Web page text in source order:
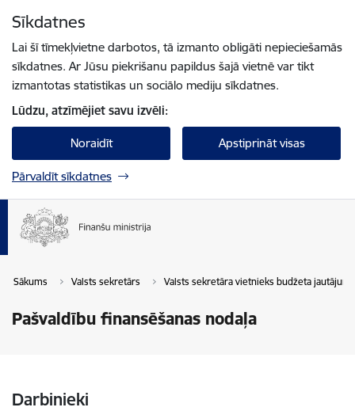
Sīkdatnes
Lai šī tīmekļvietne darbotos, tā izmanto obligāti nepieciešamās
sīkdatnes. Ar Jūsu piekrišanu papildus šajā vietnē var tikt
izmantotas statistikas un sociālo mediju sīkdatnes.
Lūdzu, atzīmējiet savu izvēli:
Noraidīt Apstiprināt visas
Pārvaldīt sīkdatnes
Sākums Valsts sekretārs Valsts sekretāra vietnieks budžeta
Pašvaldību finansēšanas nodaļa
Darbinieki